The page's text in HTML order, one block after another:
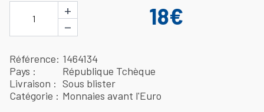
1
+
−
18€
Référence 1464134
Pays
République Tchèque
Livraison
Sous blister
Catégorie
Monnaies avant l'Euro